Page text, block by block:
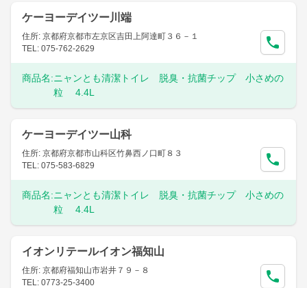
ケーヨーデイツー川端
住所: 京都府京都市左京区吉田上阿達町３６－１
TEL: 075-762-2629
商品名:ニャンとも清潔トイレ 脱臭・抗菌チップ 小さめの
粒 4.4L
ケーヨーデイツー山科
住所: 京都府京都市山科区竹鼻西ノ口町８３
TEL: 075-583-6829
商品名:ニャンとも清潔トイレ 脱臭・抗菌チップ 小さめの
粒 4.4L
イオンリテールイオン福知山
住所: 京都府福知山市岩井７９－８
TEL: 0773-25-3400